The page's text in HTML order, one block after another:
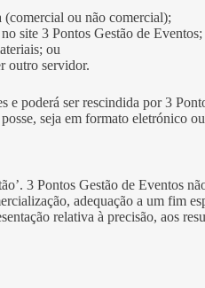
ou não comercial);
site 3 Pontos Gestão de Eventos;
ou
outro servidor.
poderá ser rescindida por 3
seja em formato eletrónico
3 Pontos Gestão de Eventos
adequação a um fim
relativa à precisão, aos